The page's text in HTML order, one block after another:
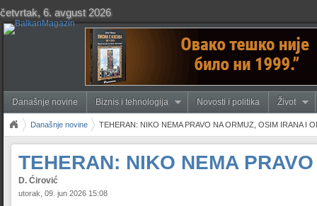
četvrtak, 6. avgust 2026
Današnje novine Biznis i tehnologija Novosti i politika Život
Današnje novine TEHERAN: NIKO NEMA PRAVO NA ORMUZ, OSIM IRANA I
TEHERAN: NIKO NEMA
D. Ćirović
utorak, 09. jun 2026 15:08